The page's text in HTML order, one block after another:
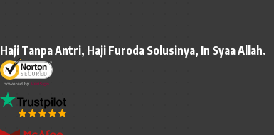
Haji Tanpa Antri, Haji Furoda Solusinya, In Syaa Allah.